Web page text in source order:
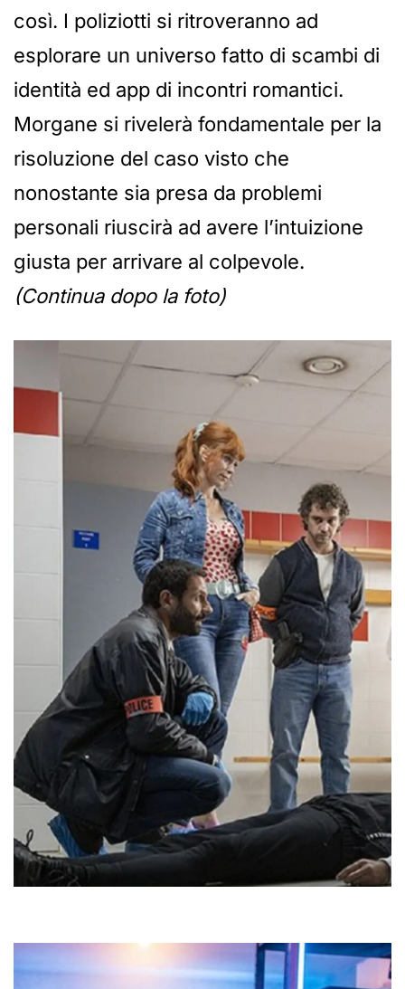
così. I poliziotti si ritroveranno ad
esplorare un universo fatto di scambi di
identità ed app di incontri romantici.
Morgane si rivelerà fondamentale per la
risoluzione del caso visto che
nonostante sia presa da problemi
personali riuscirà ad avere l’intuizione
giusta per arrivare al colpevole.
(Continua dopo la foto)